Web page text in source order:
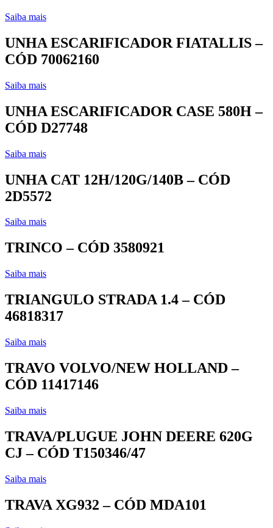
Saiba mais
UNHA ESCARIFICADOR FIATALLIS –
CÓD 70062160
Saiba mais
UNHA ESCARIFICADOR CASE 580H –
CÓD D27748
Saiba mais
UNHA CAT 12H/120G/140B – CÓD
2D5572
Saiba mais
TRINCO – CÓD 3580921
Saiba mais
TRIANGULO STRADA 1.4 – CÓD
46818317
Saiba mais
TRAVO VOLVO/NEW HOLLAND –
CÓD 11417146
Saiba mais
TRAVA/PLUGUE JOHN DEERE 620G
CJ – CÓD T150346/47
Saiba mais
TRAVA XG932 – CÓD MDA101